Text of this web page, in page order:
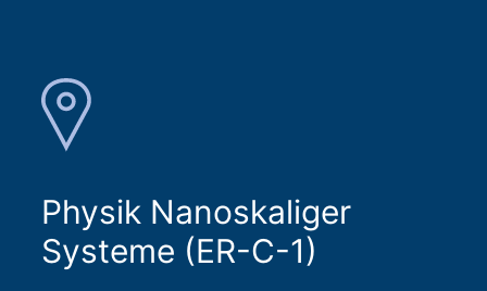
Physik Nanoskaliger
Systeme (ER-C-1)